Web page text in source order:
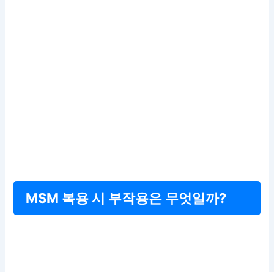
MSM 복용 시 부작용은 무엇일까?